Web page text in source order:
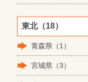
東北（18）
青森県（1）
宮城県（3）